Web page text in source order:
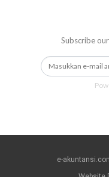
Subscribe
e-